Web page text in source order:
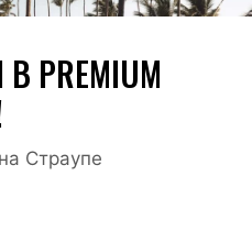
PREMIUM
Страупе